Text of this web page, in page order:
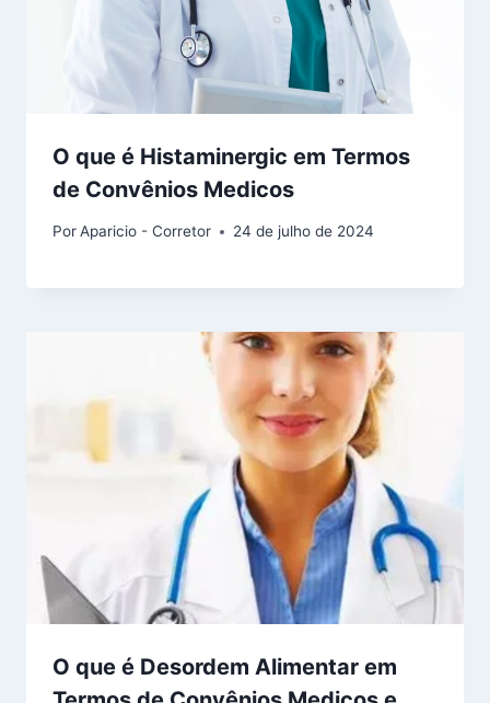
O que é Histaminergic em Termos
de Convênios Medicos
PorAparicio - Corretor 24 de julho de 2024
O que é Desordem Alimentar em